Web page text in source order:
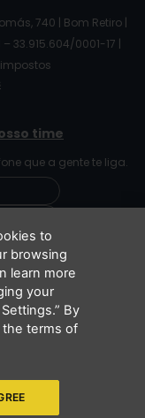
740 | Bom Retiro |
– 33.915.604/0001-17 |
time
que a gente te liga.
serão
Todos os direitos
to
browsing
learn more
your
By
terms of